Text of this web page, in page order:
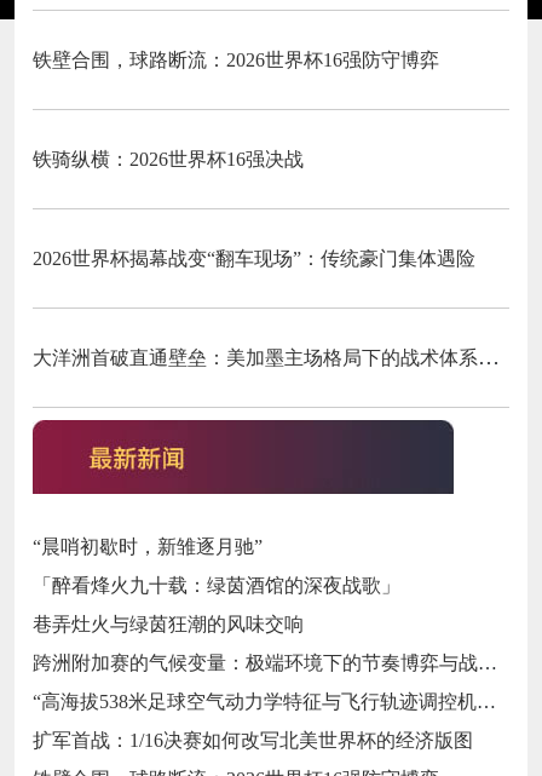
铁壁合围，球路断流：2026世界杯16强防守博弈
铁骑纵横：2026世界杯16强决战
2026世界杯揭幕战变“翻车现场”：传统豪门集体遇险
大洋洲首破直通壁垒：美加墨主场格局下的战术体系重构
“晨哨初歇时，新雏逐月驰”
「醉看烽火九十载：绿茵酒馆的深夜战歌」
巷弄灶火与绿茵狂潮的风味交响
跨洲附加赛的气候变量：极端环境下的节奏博弈与战术自适应
“高海拔538米足球空气动力学特征与飞行轨迹调控机制——以2026世界杯BBVA球场为实证场景”
扩军首战：1/16决赛如何改写北美世界杯的经济版图